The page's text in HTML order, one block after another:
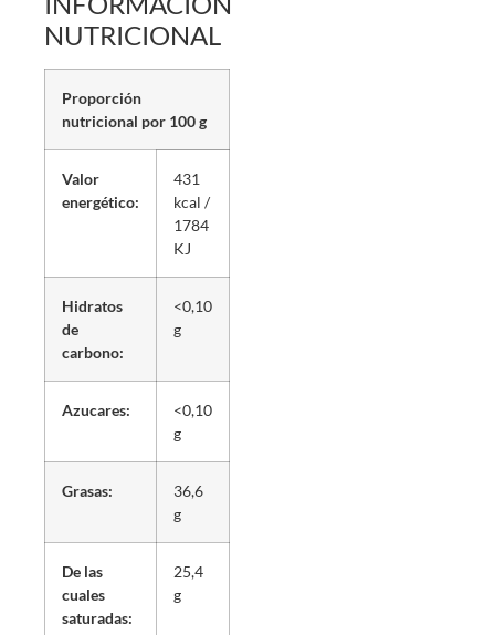
NUTRICIONAL
Proporción
nutricional por 100 g
Valor
energético:
431
kcal /
1784
KJ
Hidratos
de
carbono:
<0,10
g
Azucares:
<0,10
g
Grasas:
36,6
g
De las
cuales
saturadas:
25,4
g